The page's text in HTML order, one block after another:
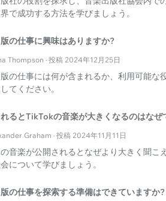
で成功する方法を学びましょう。
の仕事に興味はありますか?
Thompson · 投稿 2024年12月25日
の仕事には何が含まれるか、利用可能
てください。
るとTikTokの音楽が大きくなるのはなぜ
Graham · 投稿 2024年11月11日
音楽が公開されるとなぜより大きく聞
について学びましょう。
の仕事を探索する準備はできていますか?